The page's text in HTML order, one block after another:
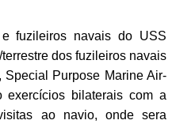
fuzileiros navais do USS
dos fuzileiros navais
Special Purpose Marine Air-
exercícios bilaterais com a
ao navio, onde sera